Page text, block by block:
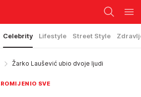
Celebrity Lifestyle Street Style
Žarko Laušević ubio dvoje ljudi
SVE